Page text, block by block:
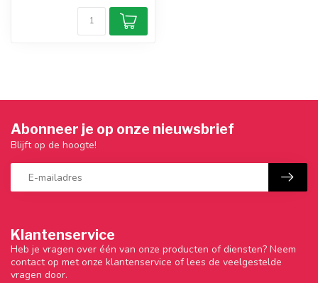
Klantenservice
Heb je vragen over één van onze producten of diensten? Neem
contact op met onze klantenservice of lees de veelgestelde
vragen door.
Abonneer je op onze nieuwsbrief
Blijft op de hoogte!